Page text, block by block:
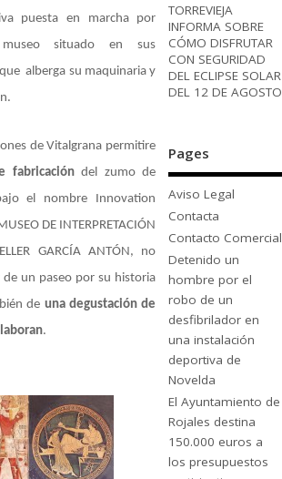
puesta en marcha por
museosituado en sus
alberga su maquinaria y
de Vitalgrana permitire
fabricacióndel zumo de
el nombre Innovation
DE INTERPRETACIÓN
GARCÍA ANTÓN, no
un paseo por su historia
de una degustación de
.
TORREVIEJA
INFORMA SOBRE
CÓMO DISFRUTAR
CON SEGURIDAD
DEL ECLIPSE SOLAR
DEL 12 DE AGOSTO
Pages
Aviso Legal
Contacta
Contacto Comercial
Detenido un
hombre por el
robo de un
desfibrilador en
una instalación
deportiva de
Novelda
El Ayuntamiento de
Rojales destina
150.000 euros a
los presupuestos